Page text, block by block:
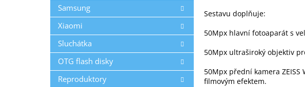
Samsung
Xiaomi
Sluchátka
OTG flash disky
Reproduktory
Sestavu doplňuje:
50Mpx hlavní fotoaparát s
50Mpx ultraširoký objektiv
50Mpx přední kamera ZEISS
filmovým efektem.